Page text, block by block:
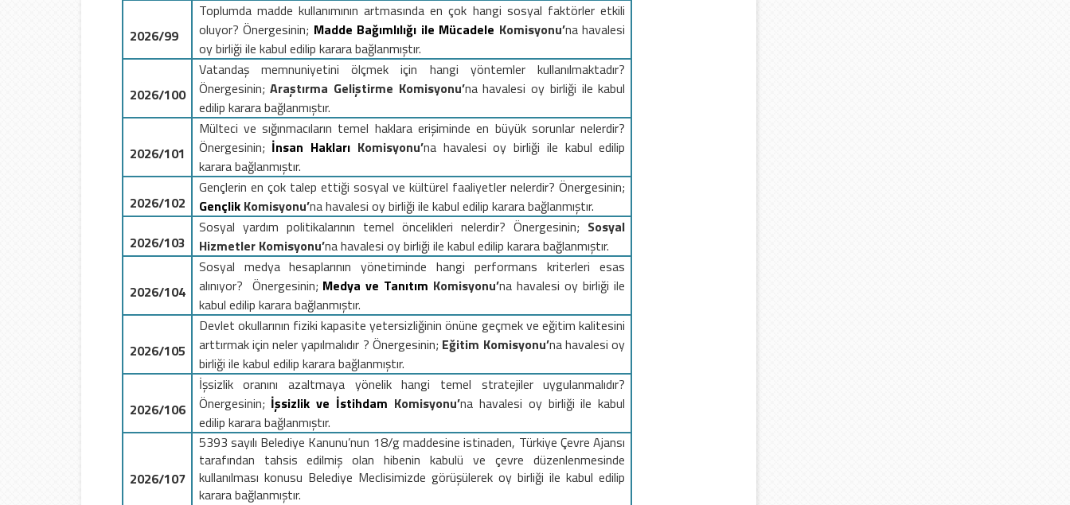
2026/99
Toplumda madde kullanımının artmasında en çok hangi sosyal faktörler etkili
oluyor? Önergesinin; Madde Bağımlılığı ile Mücadele Komisyonu’na havalesi
oy birliği ile kabul edilip karara bağlanmıştır.
2026/100
Vatandaş memnuniyetini ölçmek için hangi yöntemler kullanılmaktadır?
Önergesinin;Araştırma Geliştirme Komisyonu’na havalesi oy birliği ile kabul
edilip karara bağlanmıştır.
2026/101
Mülteci ve sığınmacıların temel haklara erişiminde en büyük sorunlar nelerdir?
Önergesinin; İnsan Hakları Komisyonu’na havalesi oy birliği ile kabul edilip
karara bağlanmıştır.
2026/102
Gençlerin en çok talep ettiği sosyal ve kültürel faaliyetler nelerdir? Önergesinin;
Gençlik Komisyonu’nahavalesi oy birliği ile kabul edilip karara bağlanmıştır.
2026/103
Sosyal yardım politikalarının temel öncelikleri nelerdir? Önergesinin; Sosyal
Hizmetler Komisyonu’nahavalesi oy birliği ile kabul edilip karara bağlanmıştır.
2026/104
Sosyal medya hesaplarının yönetiminde hangi performans kriterleri esas
alınıyor? Önergesinin; Medya ve Tanıtım Komisyonu’na havalesi oy birliği ile
kabul edilip karara bağlanmıştır.
2026/105
Devlet okullarının fiziki kapasite yetersizliğinin önüne geçmek ve eğitim kalitesini
arttırmak için neler yapılmalıdır ? Önergesinin; Eğitim Komisyonu’nahavalesi oy
birliği ile kabul edilip karara bağlanmıştır.
2026/106
İşsizlik oranını azaltmaya yönelik hangi temel stratejiler uygulanmalıdır?
Önergesinin; İşsizlik ve İstihdam Komisyonu’na havalesi oy birliği ile kabul
edilip karara bağlanmıştır.
2026/107
5393 sayılı Belediye Kanunu’nun 18/g maddesine istinaden, Türkiye Çevre Ajansı
tarafından tahsis edilmiş olan hibenin kabulü ve çevre düzenlenmesinde
kullanılması konusu Belediye Meclisimizde görüşülerek oy birliği ile kabul edilip
karara bağlanmıştır.